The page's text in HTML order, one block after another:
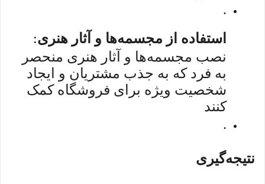
.
استفاده از مجسمه‌ها و آثار هنری:
نصب مجسمه‌ها و آثار هنری منحصر
به فرد که به جذب مشتریان و ایجاد
شخصیت ویژه برای فروشگاه کمک
کنند
.
نتیجه‌گیری